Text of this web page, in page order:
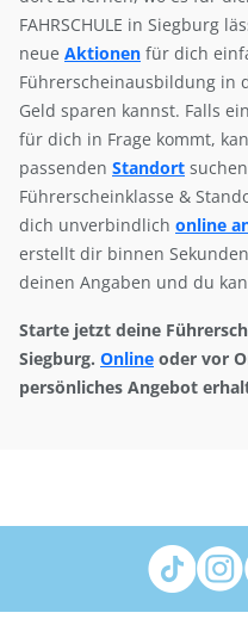
FAHRSCHULE in Siegburg
neue Aktionen für dich
Führerscheinausbildung in
Geld sparen kannst. Falls
für dich in Frage kommt,
passenden Standort
Führerscheinklasse &
dich unverbindlich online
erstellt dir binnen
deinen Angaben und du
Starte jetzt deine
Siegburg. Online oder vor
persönliches Angebot